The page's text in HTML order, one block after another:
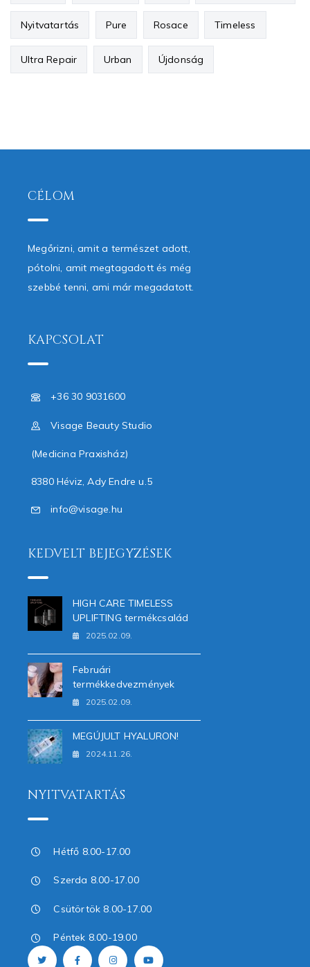
Nyitvatartás Pure Rosace Timeless
Ultra Repair Urban Újdonság
CÉLOM
Megőrizni, amit a természet adott,
pótolni, amit megtagadott és még
szebbé tenni, ami már megadatott.
KAPCSOLAT
+36 30 9031600
Visage Beauty Studio
(Medicina Praxisház)
8380 Héviz, Ady Endre u.5
info@visage.hu
KEDVELT BEJEGYZÉSEK
HIGH CARE TIMELESS
UPLIFTING termékcsalád
2025.02.09.
Februári
termékkedvezmények
2025.02.09.
MEGÚJULT HYALURON!
2024.11.26.
NYITVATARTÁS
Hétfő 8.00-17.00
Szerda 8.00-17.00
Csütörtök 8.00-17.00
Péntek 8.00-19.00